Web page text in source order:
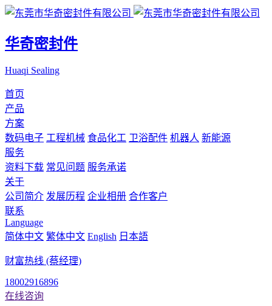
华奇密封件
Huaqi Sealing
首页
产品
方案
数码电子 工程机械 食品化工 卫浴配件 机器人 新能源
服务
资料下载 常见问题 服务承诺
关于
公司简介 发展历程 企业相册 合作客户
联系
Language
简体中文 繁体中文 English 日本語
财富热线 (蔡经理)
18002916896
在线咨询